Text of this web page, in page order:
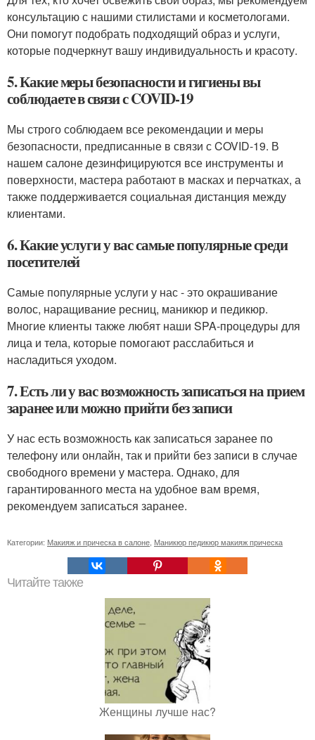
консультацию с нашими стилистами и косметологами.
Они помогут подобрать подходящий образ и услуги,
которые подчеркнут вашу индивидуальность и красоту.
5. Какие меры безопасности и гигиены вы
соблюдаете в связи с COVID-19
Мы строго соблюдаем все рекомендации и меры
безопасности, предписанные в связи с COVID-19. В
нашем салоне дезинфицируются все инструменты и
поверхности, мастера работают в масках и перчатках, а
также поддерживается социальная дистанция между
клиентами.
6. Какие услуги у вас самые популярные среди
посетителей
Самые популярные услуги у нас - это окрашивание
волос, наращивание ресниц, маникюр и педикюр.
Многие клиенты также любят наши SPA-процедуры для
лица и тела, которые помогают расслабиться и
насладиться уходом.
7. Есть ли у вас возможность записаться на прием
заранее или можно прийти без записи
У нас есть возможность как записаться заранее по
телефону или онлайн, так и прийти без записи в случае
свободного времени у мастера. Однако, для
гарантированного места на удобное вам время,
рекомендуем записаться заранее.
Категории: Макияж и прическа в салоне Маникюр педикюр макияж прическа
Читайте также
Женщины лучше нас?